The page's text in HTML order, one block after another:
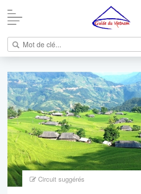
Circuit suggérés